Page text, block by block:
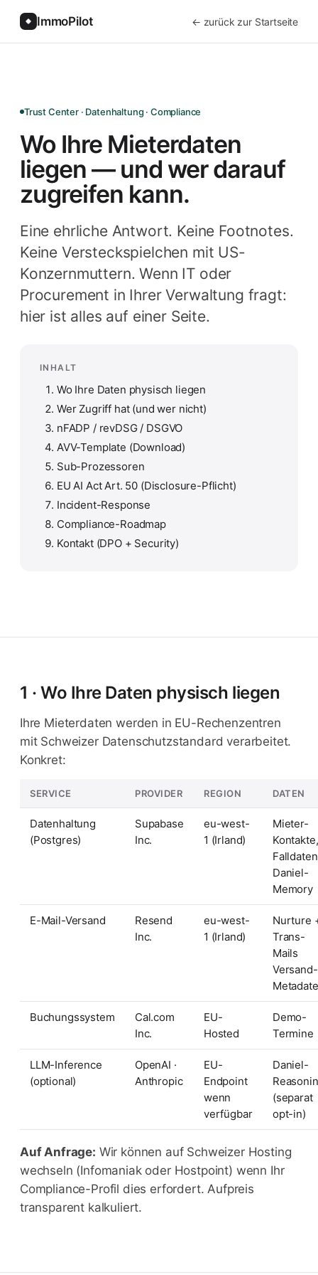
ImmoPilot ← zurück zur Startseite
Trust Center · Datenhaltung · Compliance
Wo Ihre Mieterdaten
liegen — und wer darauf
zugreifen kann.
Eine ehrliche Antwort. Keine Footnotes.
Keine Versteckspielchen mit US-
Konzernmuttern. Wenn IT oder
Procurement in Ihrer Verwaltung fragt:
hier ist alles auf einer Seite.
INHALT
Wo Ihre Daten physisch liegen
Wer Zugriff hat (und wer nicht)
nFADP / revDSG / DSGVO
AVV-Template (Download)
Sub-Prozessoren
EU AI Act Art. 50 (Disclosure-Pflicht)
Incident-Response
Compliance-Roadmap
Kontakt (DPO + Security)
1 · Wo Ihre Daten physisch liegen
Ihre Mieterdaten werden in EU-Rechenzentren
mit Schweizer Datenschutzstandard verarbeitet.
Konkret:
SERVICE PROVIDER REGION DATEN
Datenhaltung
(Postgres)
Supabase
Inc.
eu-west-
1 (Irland)
Mieter-
Kontakte,
Daniel-
Memory
E-Mail-Versand
Resend
Inc.
eu-west-
1 (Irland)
Nurture
Trans-
Mails
Versand-
Buchungssystem
Cal.com
Inc.
EU-
Hosted
Demo-
Termine
LLM-Inference
(optional)
OpenAI ·
Anthropic
EU-
Endpoint
wenn
verfügbar
Daniel-
(separat
opt-in)
Auf Anfrage: Wir können auf Schweizer Hosting
wechseln (Infomaniak oder Hostpoint) wenn Ihr
Compliance-Profil dies erfordert. Aufpreis
transparent kalkuliert.